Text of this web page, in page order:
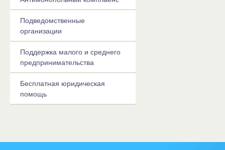
Подведомственные
организации
Поддержка малого и среднего
предпринимательства
Бесплатная юридическая
помощь